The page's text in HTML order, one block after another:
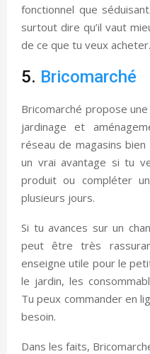
fonctionnel que
surtout dire qu’il vaut
de ce que tu veux acheter.
5. Bricomarché
Bricomarché propose
jardinage et
réseau de magasins
un vrai avantage si tu
produit ou compléter
plusieurs jours.
Si tu avances sur un
peut être très
enseigne utile pour le
le jardin, les
Tu peux commander en
besoin.
Dans les faits,